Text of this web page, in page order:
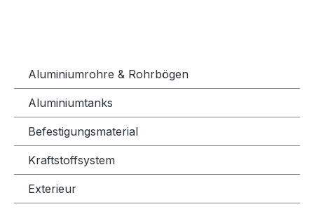
Aluminiumrohre & Rohrbögen
Aluminiumtanks
Befestigungsmaterial
Kraftstoffsystem
Exterieur